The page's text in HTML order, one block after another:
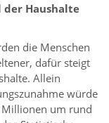
der Haushalte
die Menschen
dafür steigt
Allein
würde
Millionen um rund